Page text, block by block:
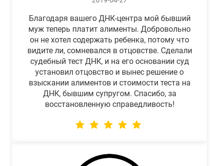
Благодаря вашего ДНК-центра мой бывший
муж теперь платит алименты. Добровольно
он не хотел содержать ребенка, потому что
видите ли, сомневался в отцовстве. Сделали
судебный тест ДНК, и на его основании суд
установил отцовство и вынес решение о
взыскании алиментов и стоимости теста на
ДНК, бывшим супругом. Спасибо, за
восстановленную справедливость!